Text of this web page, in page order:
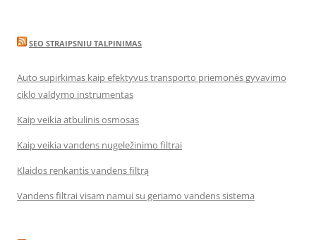
SEO STRAIPSNIU TALPINIMAS
Auto supirkimas kaip efektyvus transporto priemonės gyvavimo
ciklo valdymo instrumentas
Kaip veikia atbulinis osmosas
Kaip veikia vandens nugeležinimo filtrai
Klaidos renkantis vandens filtrą
Vandens filtrai visam namui su geriamo vandens sistema